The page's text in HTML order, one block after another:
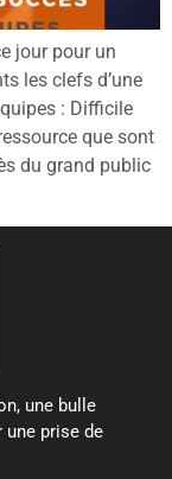
jour pour un
les clefs d’une
: Difficile
que sont
du grand public
une bulle
une prise de